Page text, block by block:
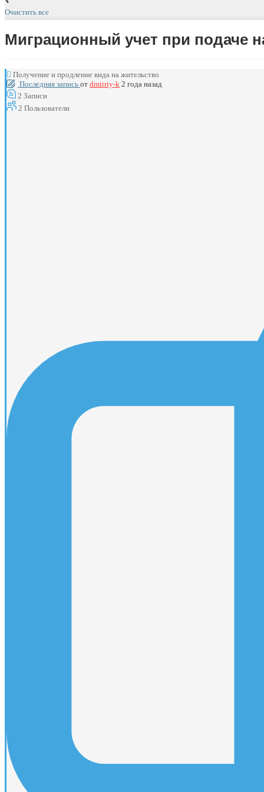
Очистить все
Миграционный учет при подаче
Получение и продление вида на жительство
Последняя запись от dmitriy-k 2 года назад
2 Записи
2 Пользователи